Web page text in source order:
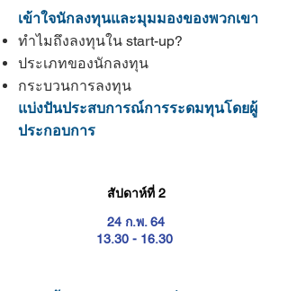
เข้าใจนักลงทุนและมุมมองของพวกเขา
ทำไมถึงลงทุนใน start-up?
ประเภทของนักลงทุน
กระบวนการลงทุน
แบ่งปันประสบการณ์การระดมทุนโดยผู้
ประกอบการ
สัปดาห์ที่ 2
24 ก.พ. 64
13.30 - 16.30